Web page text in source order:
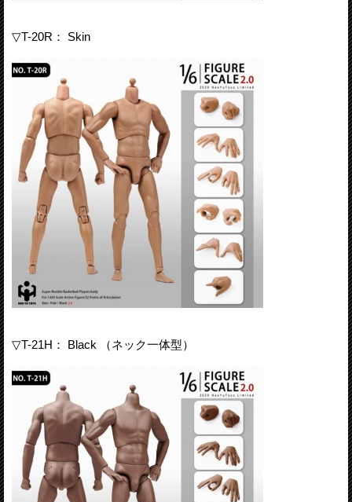
▽T-20R： Skin
▽T-21H： Black （ネック一体型）